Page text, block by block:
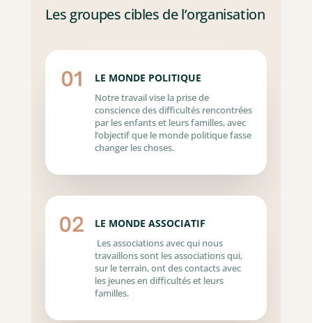
Les groupes cibles de l’organisation
LE MONDE POLITIQUE
Notre travail vise la prise de
conscience des difficultés rencontrées
par les enfants et leurs familles, avec
l’objectif que le monde politique fasse
changer les choses.
LE MONDE ASSOCIATIF
Les associations avec qui nous
travaillons sont les associations qui,
sur le terrain, ont des contacts avec
les jeunes en difficultés et leurs
familles.